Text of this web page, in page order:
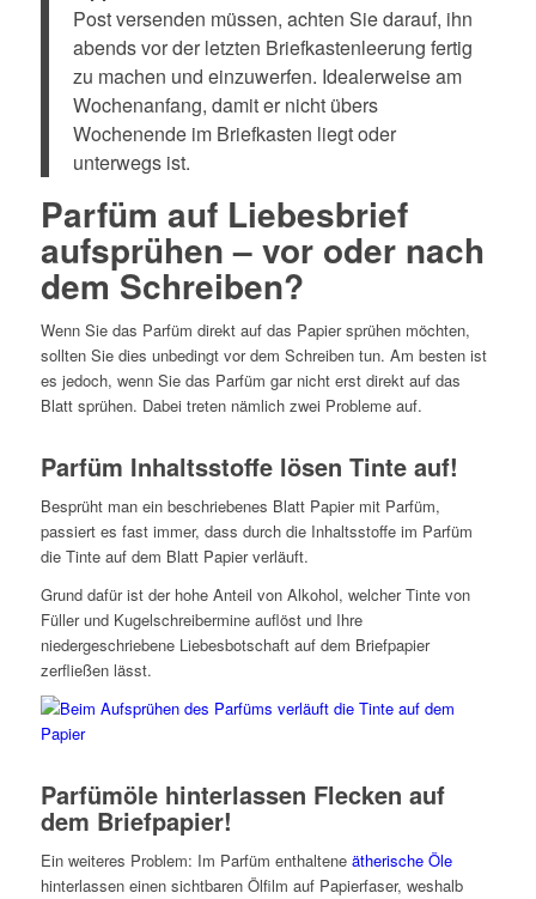
Post versenden müssen, achten Sie darauf, ihn
abends vor der letzten Briefkastenleerung fertig
zu machen und einzuwerfen. Idealerweise am
Wochenanfang, damit er nicht übers
Wochenende im Briefkasten liegt oder
unterwegs ist.
Parfüm auf Liebesbrief
aufsprühen – vor oder nach
dem Schreiben?
Wenn Sie das Parfüm direkt auf das Papier sprühen möchten,
sollten Sie dies unbedingt vor dem Schreiben tun. Am besten ist
es jedoch, wenn Sie das Parfüm gar nicht erst direkt auf das
Blatt sprühen. Dabei treten nämlich zwei Probleme auf.
Parfüm Inhaltsstoffe lösen Tinte auf!
Besprüht man ein beschriebenes Blatt Papier mit Parfüm,
passiert es fast immer, dass durch die Inhaltsstoffe im Parfüm
die Tinte auf dem Blatt Papier verläuft.
Grund dafür ist der hohe Anteil von Alkohol, welcher Tinte von
Füller und Kugelschreibermine auflöst und Ihre
niedergeschriebene Liebesbotschaft auf dem Briefpapier
zerfließen lässt.
Parfümöle hinterlassen Flecken auf
dem Briefpapier!
Ein weiteres Problem: Im Parfüm enthaltene ätherische Öle
hinterlassen einen sichtbaren Ölfilm auf Papierfaser, weshalb